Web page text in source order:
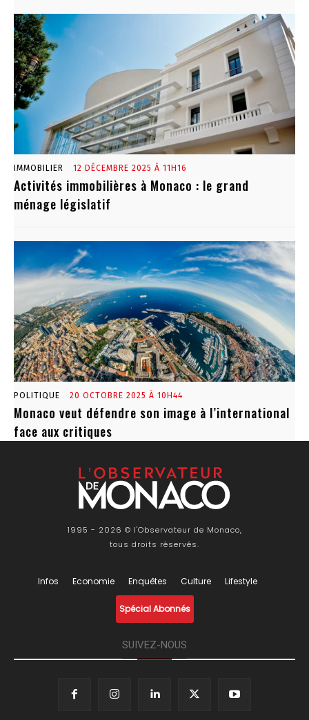
IMMOBILIER 12 DÉCEMBRE 2025 À 11H16
Activités immobilières à Monaco : le grand
ménage législatif
POLITIQUE 20 OCTOBRE 2025 À 10H44
Monaco veut défendre son image à l’international
face aux critiques
1995 - 2026 © l'Observateur de Monaco,
tous droits réservés.
Infos Economie Enquêtes Culture Lifestyle
Spécial Abonnés
SUIVEZ-NOUS